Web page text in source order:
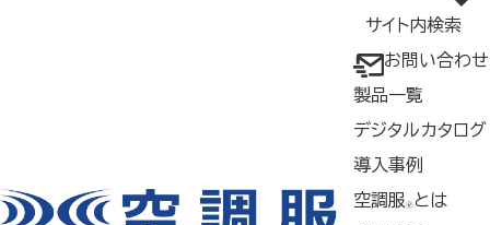
サイト内検索
お問い合わせ
製品一覧
デジタルカタログ
導入事例
空調服🄬 とは
万が一、手で触れないほどに熱く感じるようなことがあれば
製品異常の可能性がありますので、安全の為、すぐに電源を
空調服®のご質問一覧へ戻る